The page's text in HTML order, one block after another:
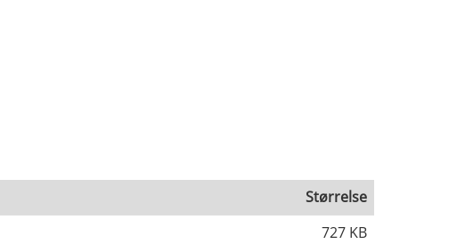
Størrelse
727 KB